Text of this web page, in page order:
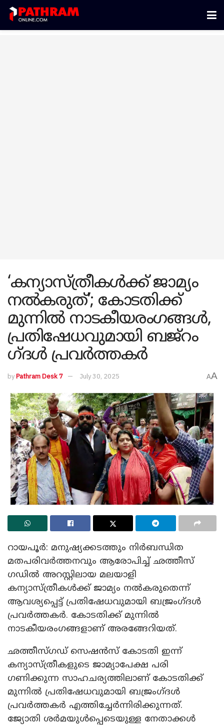
‘കന്യാസ്ത്രീകൾക്ക് ജാമ്യം
നൽകരുത്’; കോടതിക്ക്
മുന്നിൽ നാടകീയരം​ഗങ്ങൾ,
പ്രതിഷേധവുമായി ബജ്‍റം​
ഗ്‍ദൾ പ്രവർത്തകർ
byPathram Desk 7 July 30, 2025 AA
റായപൂർ: മനുഷ്യക്കടത്തും നിർബന്ധിത
മതപരിവർത്തനവും ആരോപിച്ച് ഛത്തീസ്​
ഗഡിൽ അറസ്റ്റിലായ മലയാളി
കന്യാസ്ത്രീകൾക്ക് ജാമ്യം നൽകരുതെന്ന്
ആവശ്യപ്പെട്ട് പ്രതിഷേധവുമായി ബജ്രം​ഗ്ദൾ
പ്രവർത്തകർ. കോടതിക്ക് മുന്നില്‍
നാടകീയരംഗങ്ങളാണ് അരങ്ങേറിയത്.
ഛത്തീസ്​ഗഡ് സെഷൻസ് കോടതി ഇന്ന്
കന്യാസ്ത്രീകളുടെ ജാമ്യാപേക്ഷ പരി​
ഗണിക്കുന്ന സാഹചര്യത്തിലാണ് കോടതിക്ക്
മുന്നിൽ പ്രതിഷേധവുമായി ബജ്രം​ഗ്ദൾ
പ്രവർത്തകർ എത്തിച്ചേർന്നിരിക്കുന്നത്.
ജ്യോതി ശർമയുൾപ്പെടെയുള്ള നേതാക്കൾ